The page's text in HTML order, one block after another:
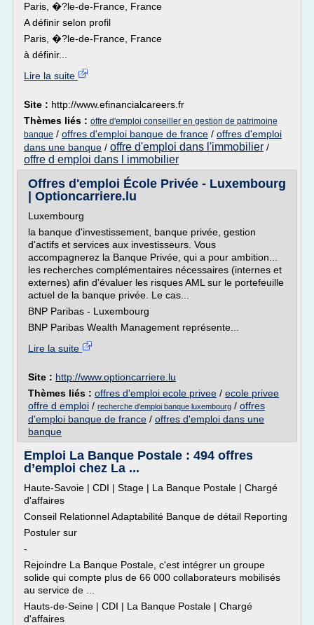
Paris, �?le-de-France, France
A définir selon profil
Paris, �?le-de-France, France
à définir...
Lire la suite
Site : http://www.efinancialcareers.fr
Thèmes liés : offre d'emploi conseiller en gestion de patrimoine
banque / offres d'emploi banque de france / offres d'emploi
dans une banque / offre d'emploi dans l'immobilier /
offre d emploi dans l immobilier
Offres d'emploi École Privée - Luxembourg
| Optioncarriere.lu
Luxembourg
la banque d'investissement, banque privée, gestion
d'actifs et services aux investisseurs. Vous
accompagnerez la Banque Privée, qui a pour ambition...
les recherches complémentaires nécessaires (internes et
externes) afin d'évaluer les risques AML sur le portefeuille
actuel de la banque privée. Le cas...
BNP Paribas - Luxembourg
BNP Paribas Wealth Management représente...
Lire la suite
Site : http://www.optioncarriere.lu
Thèmes liés : offres d'emploi ecole privee / ecole privee
offre d emploi / recherche d'emploi banque luxembourg / offres
d'emploi banque de france / offres d'emploi dans une
banque
Emploi La Banque Postale : 494 offres
d’emploi chez La ...
Haute-Savoie | CDI | Stage | La Banque Postale | Chargé
d'affaires
Conseil Relationnel Adaptabilité Banque de détail Reporting
Postuler sur
-
Rejoindre La Banque Postale, c'est intégrer un groupe
solide qui compte plus de 66 000 collaborateurs mobilisés
au service de ...
Hauts-de-Seine | CDI | La Banque Postale | Chargé
d'affaires